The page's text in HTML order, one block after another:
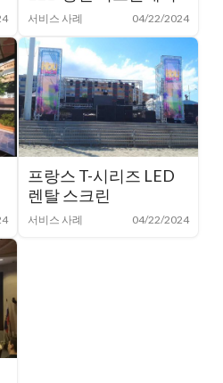
서비스 사례 04/22/2024
프랑스 T-시리즈 LED
렌탈 스크린
서비스 사례 04/22/2024